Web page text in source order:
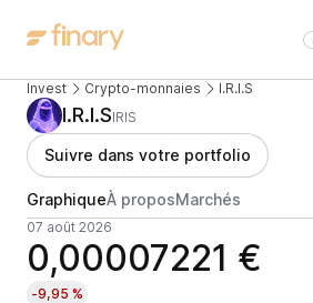
Invest Crypto-monnaies I.R.I.S
I.R.I.SIRIS
Suivre dans votre portfolio
GraphiqueÀ proposMarchés
07 août 2026
0,00007221 €
-9,95 %